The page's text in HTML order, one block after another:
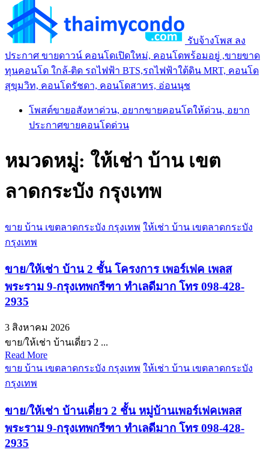
รับจ้างโพส ลง
ประกาศ ขายดาวน์ คอนโดเปิดใหม่, คอนโดพร้อมอยู่ ,ขายขาด
ทุนคอนโด ใกล้-ติด รถไฟฟ้า BTS,รถไฟฟ้าใต้ดิน MRT, คอนโด
สุขุมวิท, คอนโดรัชดา, คอนโดสาทร, อ่อนนุช
โพสต์ขายอสังหาด่วน, อยากขายคอนโดให้ด่วน, อยาก
ประกาศขายคอนโดด่วน
หมวดหมู่: ให้เช่า บ้าน เขต
ลาดกระบัง กรุงเทพ
ขาย บ้าน เขตลาดกระบัง กรุงเทพ ให้เช่า บ้าน เขตลาดกระบัง
กรุงเทพ
ขาย/ให้เช่า บ้าน 2 ชั้น โครงการ เพอร์เฟค เพลส
พระราม 9-กรุงเทพกรีฑา ทำเลดีมาก โทร 098-428-
2935
3 สิงหาคม 2026
ขาย/ให้เช่า บ้านเดี่ยว 2 ...
Read More
ขาย บ้าน เขตลาดกระบัง กรุงเทพ ให้เช่า บ้าน เขตลาดกระบัง
กรุงเทพ
ขาย/ให้เช่า บ้านเดี่ยว 2 ชั้น หมู่บ้านเพอร์เฟคเพลส
พระราม 9-กรุงเทพกรีฑา ทำเลดีมาก โทร 098-428-
2935